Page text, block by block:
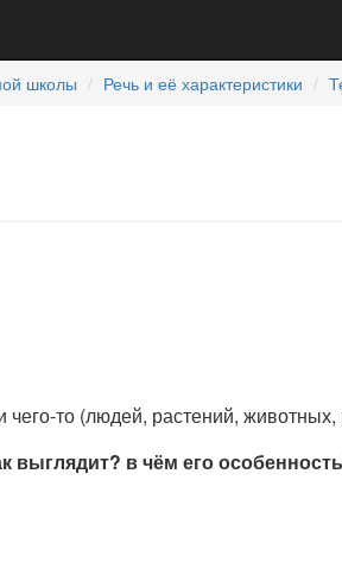
школы Речь и её характеристики
чего-то (людей, растений,
выглядит? в чём его